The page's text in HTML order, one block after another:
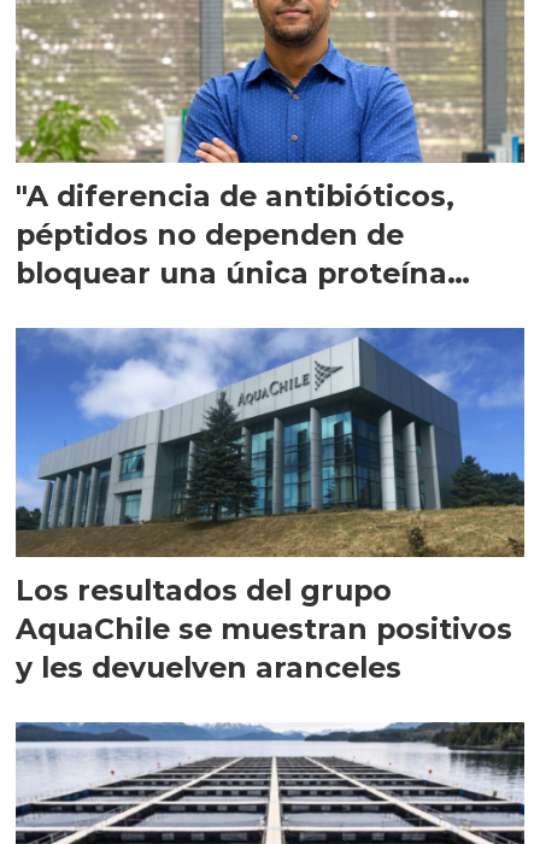
"A diferencia de antibióticos,
péptidos no dependen de
bloquear una única proteína
Los resultados del grupo
AquaChile se muestran positivos
y les devuelven aranceles